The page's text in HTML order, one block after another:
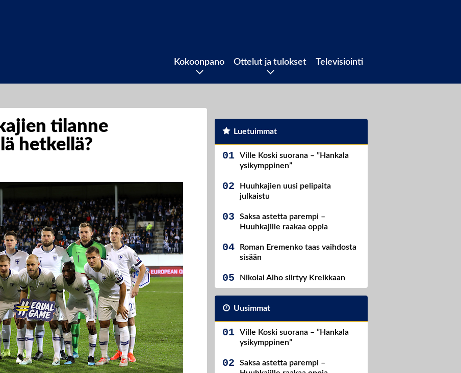
Kokoonpano Ottelut ja tulokset Televisiointi
tilanne
hetkellä?
Luetuimmat
Ville Koski suorana – ”Hankala
ysikymppinen”
Huuhkajien uusi pelipaita
julkaistu
Saksa astetta parempi –
Huuhkajille raakaa oppia
Roman Eremenko taas vaihdosta
sisään
Nikolai Alho siirtyy Kreikkaan
Uusimmat
Ville Koski suorana – ”Hankala
ysikymppinen”
Saksa astetta parempi –